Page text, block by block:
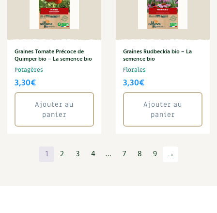
Graines Tomate Précoce de
Quimper bio – La semence bio
Potagères
3,30€
Ajouter au
panier
Graines Rudbeckia bio – La
semence bio
Florales
3,30€
Ajouter au
panier
1 2 3 4 … 7 8 9 →